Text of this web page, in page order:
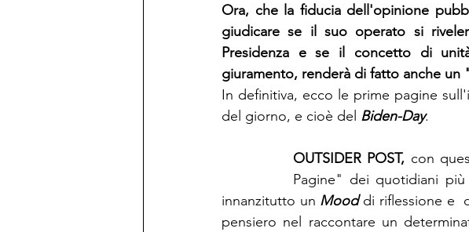
Ora, che la fiducia dell'opinione
giudicare se il suo operato si
Presidenza e se il concetto di
giuramento, renderà di fatto anche
In definitiva, ecco le prime pagine
del giorno, e cioè del Biden-Day.
OUTSIDER POST, con
Pagine" dei quotidiani
innanzitutto un Mood di riflessione e
pensiero nel raccontare un